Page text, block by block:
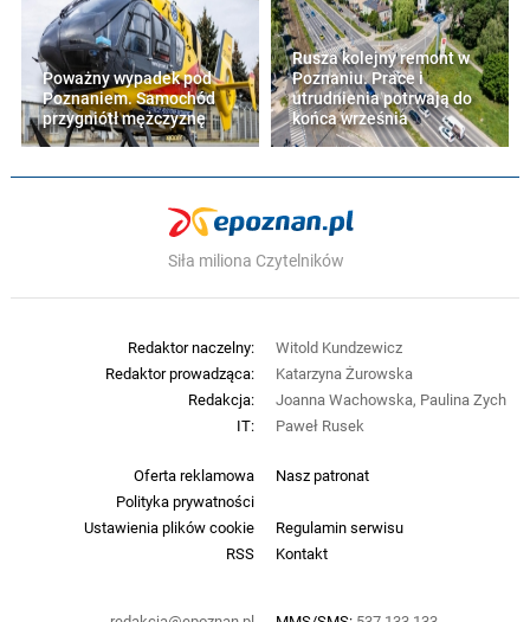
Poważny wypadek pod
Poznaniem. Samochód
przygniótł mężczyznę
Rusza kolejny remont w
Poznaniu. Prace i
utrudnienia potrwają do
końca września
Siła miliona Czytelników
Oferta reklamowa
Nasz patronat
Polityka prywatności
Ustawienia plików cookie
Regulamin serwisu
RSS
Kontakt
Redaktor naczelny:
Witold Kundzewicz
Redaktor prowadząca:
Katarzyna Żurowska
Redakcja:
Joanna Wachowska, Paulina Zych
IT:
Paweł Rusek